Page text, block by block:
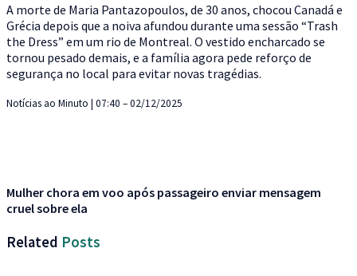
A morte de Maria Pantazopoulos, de 30 anos, chocou Canadá e
Grécia depois que a noiva afundou durante uma sessão “Trash
the Dress” em um rio de Montreal. O vestido encharcado se
tornou pesado demais, e a família agora pede reforço de
segurança no local para evitar novas tragédias.
Notícias ao Minuto | 07:40 – 02/12/2025
Mulher chora em voo após passageiro enviar mensagem
cruel sobre ela
Related Posts